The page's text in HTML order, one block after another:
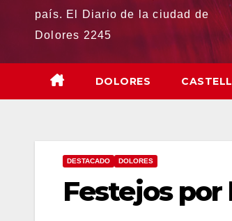
país. El Diario de la ciudad de
Dolores 2245
DOLORES
DESTACADO DOLORES
Festejos por